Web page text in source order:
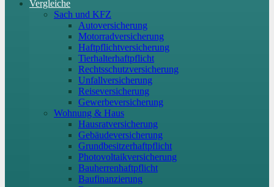
Vergleiche
Sach und KFZ
Autoversicherung
Motorradversicherung
Haftpflichtversicherung
Tierhalterhaftpflicht
Rechtsschutzversicherung
Unfallversicherung
Reiseversicherung
Gewerbeversicherung
Wohnung & Haus
Hausratversicherung
Gebäudeversicherung
Grundbesitzerhaftpflicht
Photovoltaikversicherung
Bauherrenhaftpflicht
Baufinanzierung